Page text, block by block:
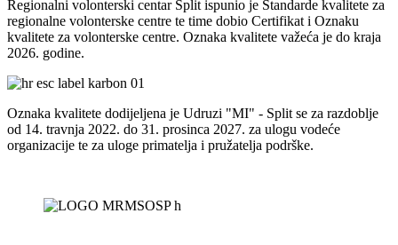
Regionalni volonterski centar Split ispunio je Standarde kvalitete za
regionalne volonterske centre te time dobio Certifikat i Oznaku
kvalitete za volonterske centre. Oznaka kvalitete važeća je do kraja
2026. godine.
Oznaka kvalitete dodijeljena je Udruzi "MI" - Split se za razdoblje
od 14. travnja 2022. do 31. prosinca 2027. za ulogu vodeće
organizacije te za uloge primatelja i pružatelja podrške.